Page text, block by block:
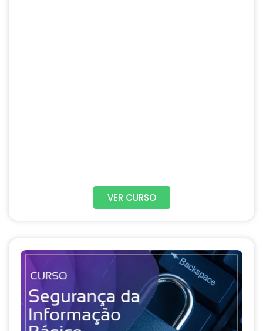
VER CURSO